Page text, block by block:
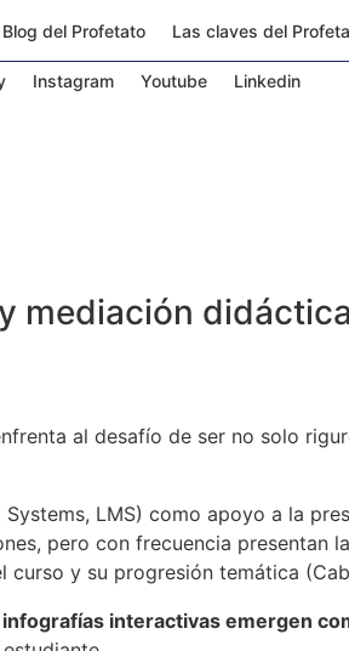
Blog del Profetato Las claves del
Instagram Youtube Linkedin
mediación
al desafío de ser no solo
LMS) como apoyo a la
pero con frecuencia presentan
y su progresión temática
infografías interactivas emergen